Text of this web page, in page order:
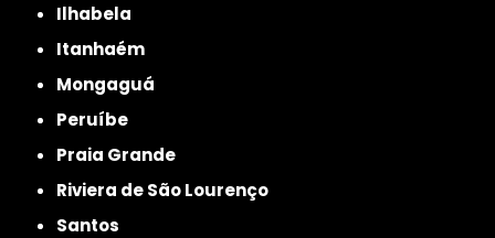
Ilhabela
Itanhaém
Mongaguá
Peruíbe
Praia Grande
Riviera de São Lourenço
Santos